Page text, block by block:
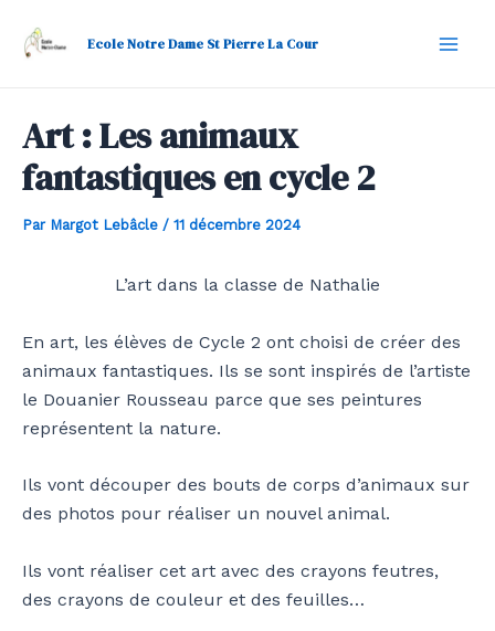
Ecole Notre Dame St Pierre La Cour
Art : Les animaux
fantastiques en cycle 2
Par Margot Lebâcle / 11 décembre 2024
L’art dans la classe de Nathalie
En art, les élèves de Cycle 2 ont choisi de créer des
animaux fantastiques. Ils se sont inspirés de l’artiste
le Douanier Rousseau parce que ses peintures
représentent la nature.
Ils vont découper des bouts de corps d’animaux sur
des photos pour réaliser un nouvel animal.
Ils vont réaliser cet art avec des crayons feutres,
des crayons de couleur et des feuilles…
des